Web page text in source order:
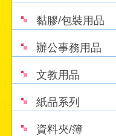
黏膠/包裝用品
辦公事務用品
文教用品
紙品系列
資料夾/簿